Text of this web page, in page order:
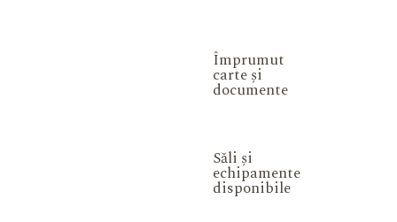
Împrumut
carte și
documente
Săli și
echipamente
disponibile